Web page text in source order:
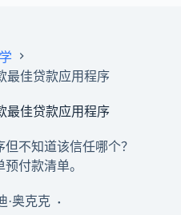
最佳贷款应用程序
最佳贷款应用程序
不知道该信任哪个？
付款清单。
·奥克克